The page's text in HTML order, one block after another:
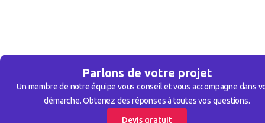
Parlons de votre projet
Un membre de notre équipe vous conseil et vous accompagne dans
démarche. Obtenez des réponses à toutes vos questions.
Devis gratuit